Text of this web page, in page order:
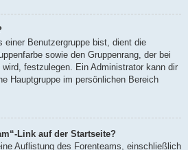
einer Benutzergruppe bist, dient die
sowie den Gruppenrang, der bei
festzulegen. Ein Administrator kann dir
Hauptgruppe im persönlichen Bereich
Link auf der Startseite?
Auflistung des Forenteams, einschließlich